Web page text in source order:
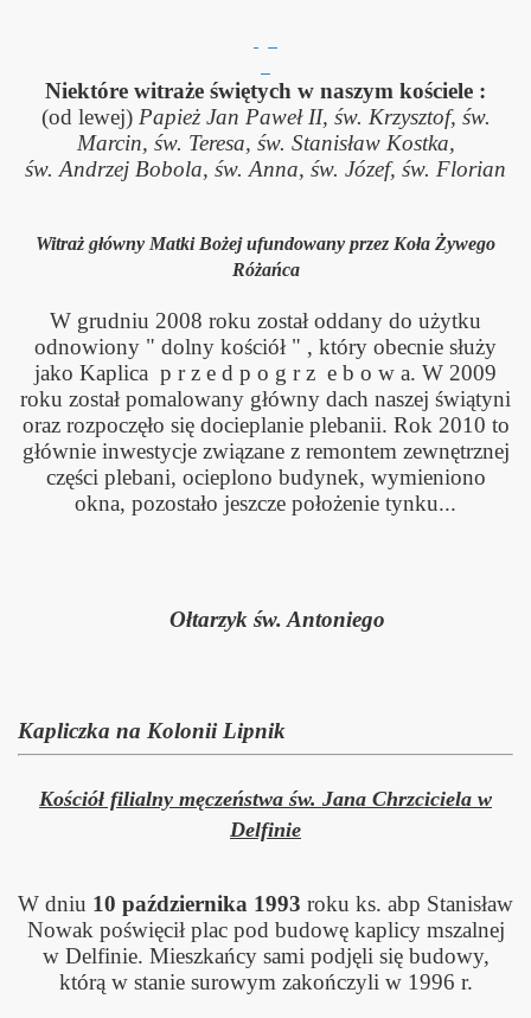
Niektóre witraże świętych w naszym kościele :
(od lewej) Papież Jan Paweł II, św. Krzysztof, św.
Marcin, św. Teresa, św. Stanisław Kostka,
św. Andrzej Bobola, św. Anna, św. Józef, św. Florian
Witraż główny Matki Bożej ufundowany przez Koła Żywego
Różańca
W grudniu 2008 roku został oddany do użytku
odnowiony " dolny kościół " , który obecnie służy
jako Kaplica p r z e d p o g r z e b o w a. W 2009
roku został pomalowany główny dach naszej świątyni
oraz rozpoczęło się docieplanie plebanii. Rok 2010 to
głównie inwestycje związane z remontem zewnętrznej
części plebani, ocieplono budynek, wymieniono
okna, pozostało jeszcze położenie tynku...
Ołtarzyk św. Antoniego
Kapliczka na Kolonii Lipnik
Kościół filialny męczeństwa św. Jana Chrzciciela w
Delfinie
W dniu 10 października 1993 roku ks. abp Stanisław
Nowak poświęcił plac pod budowę kaplicy mszalnej
w Delfinie. Mieszkańcy sami podjęli się budowy,
którą w stanie surowym zakończyli w 1996 r.